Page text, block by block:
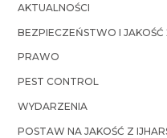
AKTUALNOŚCI
BEZPIECZEŃSTWO I JAKOŚĆ
PRAWO
PEST CONTROL
WYDARZENIA
POSTAW NA JAKOŚĆ Z